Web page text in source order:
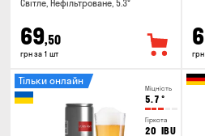
Світле, Нефільтроване, 5.3°
69,50
грн за 1 шт
Міцність
5.7 °
Гіркота
20 IBU
Тільки онлайн